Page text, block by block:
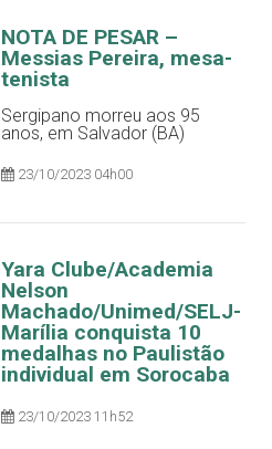
NOTA DE PESAR –
Messias Pereira, mesa-
tenista
Sergipano morreu aos 95
anos, em Salvador (BA)
23/10/2023 04h00
Yara Clube/Academia
Nelson
Machado/Unimed/SELJ-
Marília conquista 10
medalhas no Paulistão
individual em Sorocaba
23/10/2023 11h52